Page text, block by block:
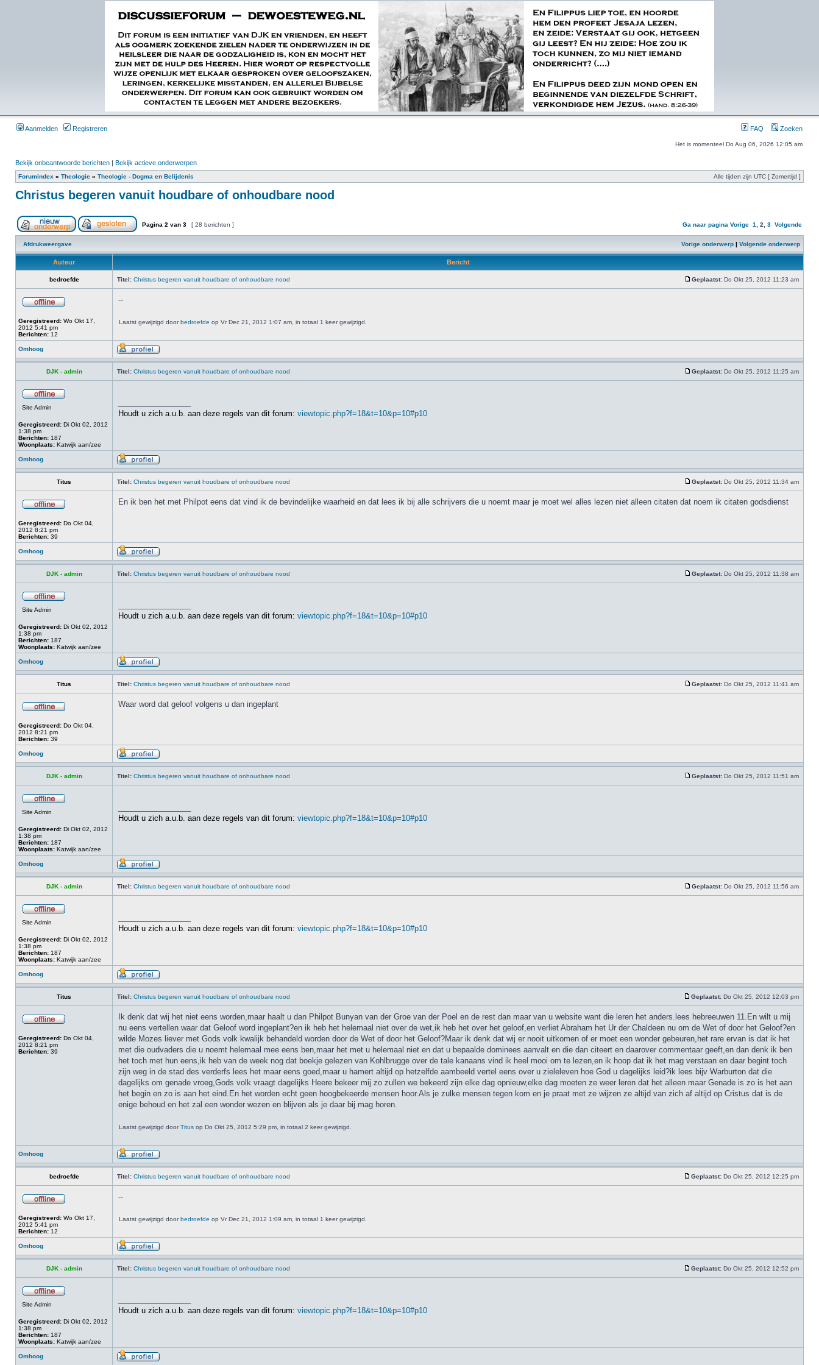
Aanmelden Registreren FAQ Zoeken
Het is momenteel Do Aug 06, 2026 12:05 am
Bekijk onbeantwoorde berichten | Bekijk actieve onderwerpen
Forumindex » Theologie » Theologie - Dogma en Belijdenis Alle tijden zijn UTC [ Zomertijd ]
Christus begeren vanuit houdbare of onhoudbare nood
Pagina 2 van 3 [ 28 berichten ] Ga naar pagina Vorige 1 2 3 Volgende
Afdrukweergave Vorige onderwerp | Volgende onderwerp
Auteur Bericht
bedroefde Titel: Christus begeren vanuit houdbare of onhoudbare nood Geplaatst: Do Okt 25, 2012 11:23 am
Geregistreerd: Wo Okt 17,
2012 5:41 pm
Berichten: 12
--
Laatst gewijzigd doorbedroefde op Vr Dec 21, 2012 1:07 am, in totaal 1 keer gewijzigd.
Omhoog
DJK - admin Titel: Christus begeren vanuit houdbare of onhoudbare nood Geplaatst: Do Okt 25, 2012 11:25 am
Site Admin
Geregistreerd: Di Okt 02, 2012
1:38 pm
Berichten: 187
Woonplaats: Katwijk aan/zee
Houdt u zich a.u.b. aan deze regels van dit forum: viewtopic.php?f=18&t=10&p=10#p10
Omhoog
Titus Titel: Christus begeren vanuit houdbare of onhoudbare nood Geplaatst: Do Okt 25, 2012 11:34 am
Geregistreerd: Do Okt 04,
2012 8:21 pm
Berichten: 39
En ik ben het met Philpot eens dat vind ik de bevindelijke waarheid en dat lees ik bij alle schrijvers die u noemt maar je moet wel alles lezen niet alleen citaten dat noem ik citaten godsdienst
Omhoog
DJK - admin Titel: Christus begeren vanuit houdbare of onhoudbare nood Geplaatst: Do Okt 25, 2012 11:38 am
Site Admin
Geregistreerd: Di Okt 02, 2012
1:38 pm
Berichten: 187
Woonplaats: Katwijk aan/zee
Houdt u zich a.u.b. aan deze regels van dit forum: viewtopic.php?f=18&t=10&p=10#p10
Omhoog
Titus Titel: Christus begeren vanuit houdbare of onhoudbare nood Geplaatst: Do Okt 25, 2012 11:41 am
Geregistreerd: Do Okt 04,
2012 8:21 pm
Berichten: 39
Waar word dat geloof volgens u dan ingeplant
Omhoog
DJK - admin Titel: Christus begeren vanuit houdbare of onhoudbare nood Geplaatst: Do Okt 25, 2012 11:51 am
Site Admin
Geregistreerd: Di Okt 02, 2012
1:38 pm
Berichten: 187
Woonplaats: Katwijk aan/zee
Houdt u zich a.u.b. aan deze regels van dit forum: viewtopic.php?f=18&t=10&p=10#p10
Omhoog
DJK - admin Titel: Christus begeren vanuit houdbare of onhoudbare nood Geplaatst: Do Okt 25, 2012 11:56 am
Site Admin
Geregistreerd: Di Okt 02, 2012
1:38 pm
Berichten: 187
Woonplaats: Katwijk aan/zee
Houdt u zich a.u.b. aan deze regels van dit forum: viewtopic.php?f=18&t=10&p=10#p10
Omhoog
Titus Titel: Christus begeren vanuit houdbare of onhoudbare nood Geplaatst: Do Okt 25, 2012 12:03 pm
Geregistreerd: Do Okt 04,
2012 8:21 pm
Berichten: 39
Ik denk dat wij het niet eens worden,maar haalt u dan Philpot Bunyan van der Groe van der Poel en de rest dan maar van u website want die leren het anders.lees hebreeuwen 11.En wilt u mij
nu eens vertellen waar dat Geloof word ingeplant?en ik heb het helemaal niet over de wet,ik heb het over het geloof,en verliet Abraham het Ur der Chaldeen nu om de Wet of door het Geloof?en
wilde Mozes liever met Gods volk kwalijk behandeld worden door de Wet of door het Geloof?Maar ik denk dat wij er nooit uitkomen of er moet een wonder gebeuren,het rare ervan is dat ik het
met die oudvaders die u noemt helemaal mee eens ben,maar het met u helemaal niet en dat u bepaalde dominees aanvalt en die dan citeert en daarover commentaar geeft,en dan denk ik ben
het toch met hun eens,ik heb van de week nog dat boekje gelezen van Kohlbrugge over de tale kanaans vind ik heel mooi om te lezen,en ik hoop dat ik het mag verstaan en daar begint toch
zijn weg in de stad des verderfs lees het maar eens goed,maar u hamert altijd op hetzelfde aambeeld vertel eens over u zieleleven hoe God u dagelijks leid?ik lees bijv Warburton dat die
dagelijks om genade vroeg,Gods volk vraagt dagelijks Heere bekeer mij zo zullen we bekeerd zijn elke dag opnieuw,elke dag moeten ze weer leren dat het alleen maar Genade is zo is het aan
het begin en zo is aan het eind.En het worden echt geen hoogbekeerde mensen hoor.Als je zulke mensen tegen kom en je praat met ze wijzen ze altijd van zich af altijd op Cristus dat is de
enige behoud en het zal een wonder wezen en blijven als je daar bij mag horen.
Laatst gewijzigd doorTitus op Do Okt 25, 2012 5:29 pm, in totaal 2 keer gewijzigd.
Omhoog
bedroefde Titel: Christus begeren vanuit houdbare of onhoudbare nood Geplaatst: Do Okt 25, 2012 12:25 pm
Geregistreerd: Wo Okt 17,
2012 5:41 pm
Berichten: 12
--
Laatst gewijzigd doorbedroefde op Vr Dec 21, 2012 1:09 am, in totaal 1 keer gewijzigd.
Omhoog
DJK - admin Titel: Christus begeren vanuit houdbare of onhoudbare nood Geplaatst: Do Okt 25, 2012 12:52 pm
Site Admin
Geregistreerd: Di Okt 02, 2012
1:38 pm
Berichten: 187
Woonplaats: Katwijk aan/zee
Houdt u zich a.u.b. aan deze regels van dit forum: viewtopic.php?f=18&t=10&p=10#p10
Omhoog